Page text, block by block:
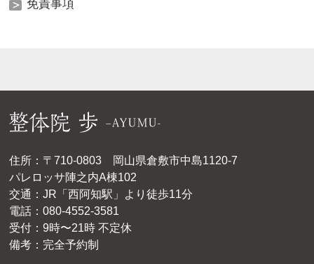
免責事項
住所：〒710-0803 岡山県倉敷市中島1120-7
パレロッサ陣之内A棟102
交通：JR「西阿知駅」より徒歩11分
電話：080-4552-3581
受付：9時〜21時 不定休
備考：完全予約制